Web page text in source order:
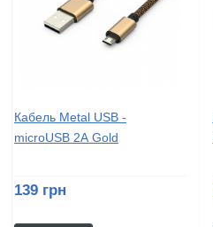
Кабель Metal USB -
microUSB 2А Gold
139 грн